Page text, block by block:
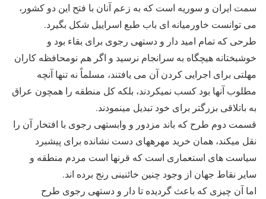
سمت ایران و سوریه است که به ‎زعم آنان با فتح این دو کشور،
می‎ توانست خاورمیانه‎ ای باب طبع اسراییل شکل بگیرد.
طرحی که تمام امید دار و دسته‎ی رجوی برای بقاء بود و
خوشبختانه هیچگاه به سرانجام نرسید و اگر هم نومحافظه ‎کاران
مهلتی برای اجرایی کردن آن می‎ یافتند، مسلماً نه تنها آن‎چه
مطلوب آنها بود کسب نمی‎کردند، بلکه کل منطقه را همچون عراق
به باتلاقی بزرگ‎تر برای خود تبدیل می‎نمودند.
قسمت دوم طرح که باند مزدور و وابسته‎ی رجوی با افتخار آن را
نقل می‎کند، همان خرید مهره‎های دست‎ نشانده برای پیش‎برد
سیاست‎ های استعماری است که قرن‎ها است مردم منطقه و
سایر نقاط جهان از وجود چنین خائنینی رنج برده ‎اند.
اما آن چیزی که باعث گردیده تا دار و دسته‎ی رجوی طرح